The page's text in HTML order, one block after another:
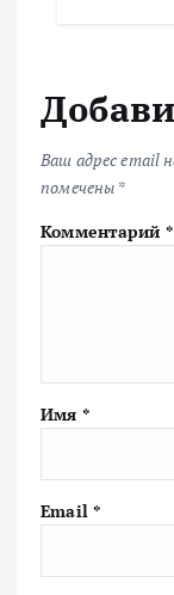
Ваш адрес email
помечены *
Комментарий *
Имя *
Email *